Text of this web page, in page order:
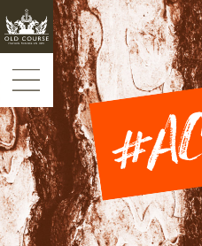
Panneau de gestion des cookies